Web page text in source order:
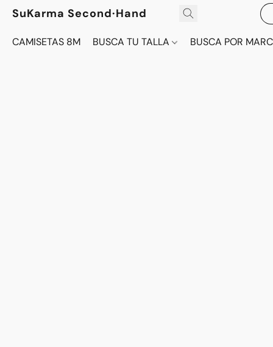
SuKarma Second·Hand
CAMISETAS 8M BUSCA TU TALLA BUSCA POR